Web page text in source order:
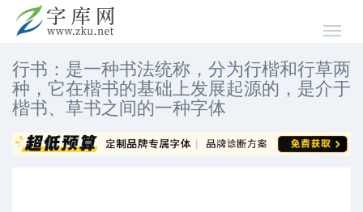
行书：是一种书法统称，分为行楷和行草两
种，它在楷书的基础上发展起源的，是介于
楷书、草书之间的一种字体